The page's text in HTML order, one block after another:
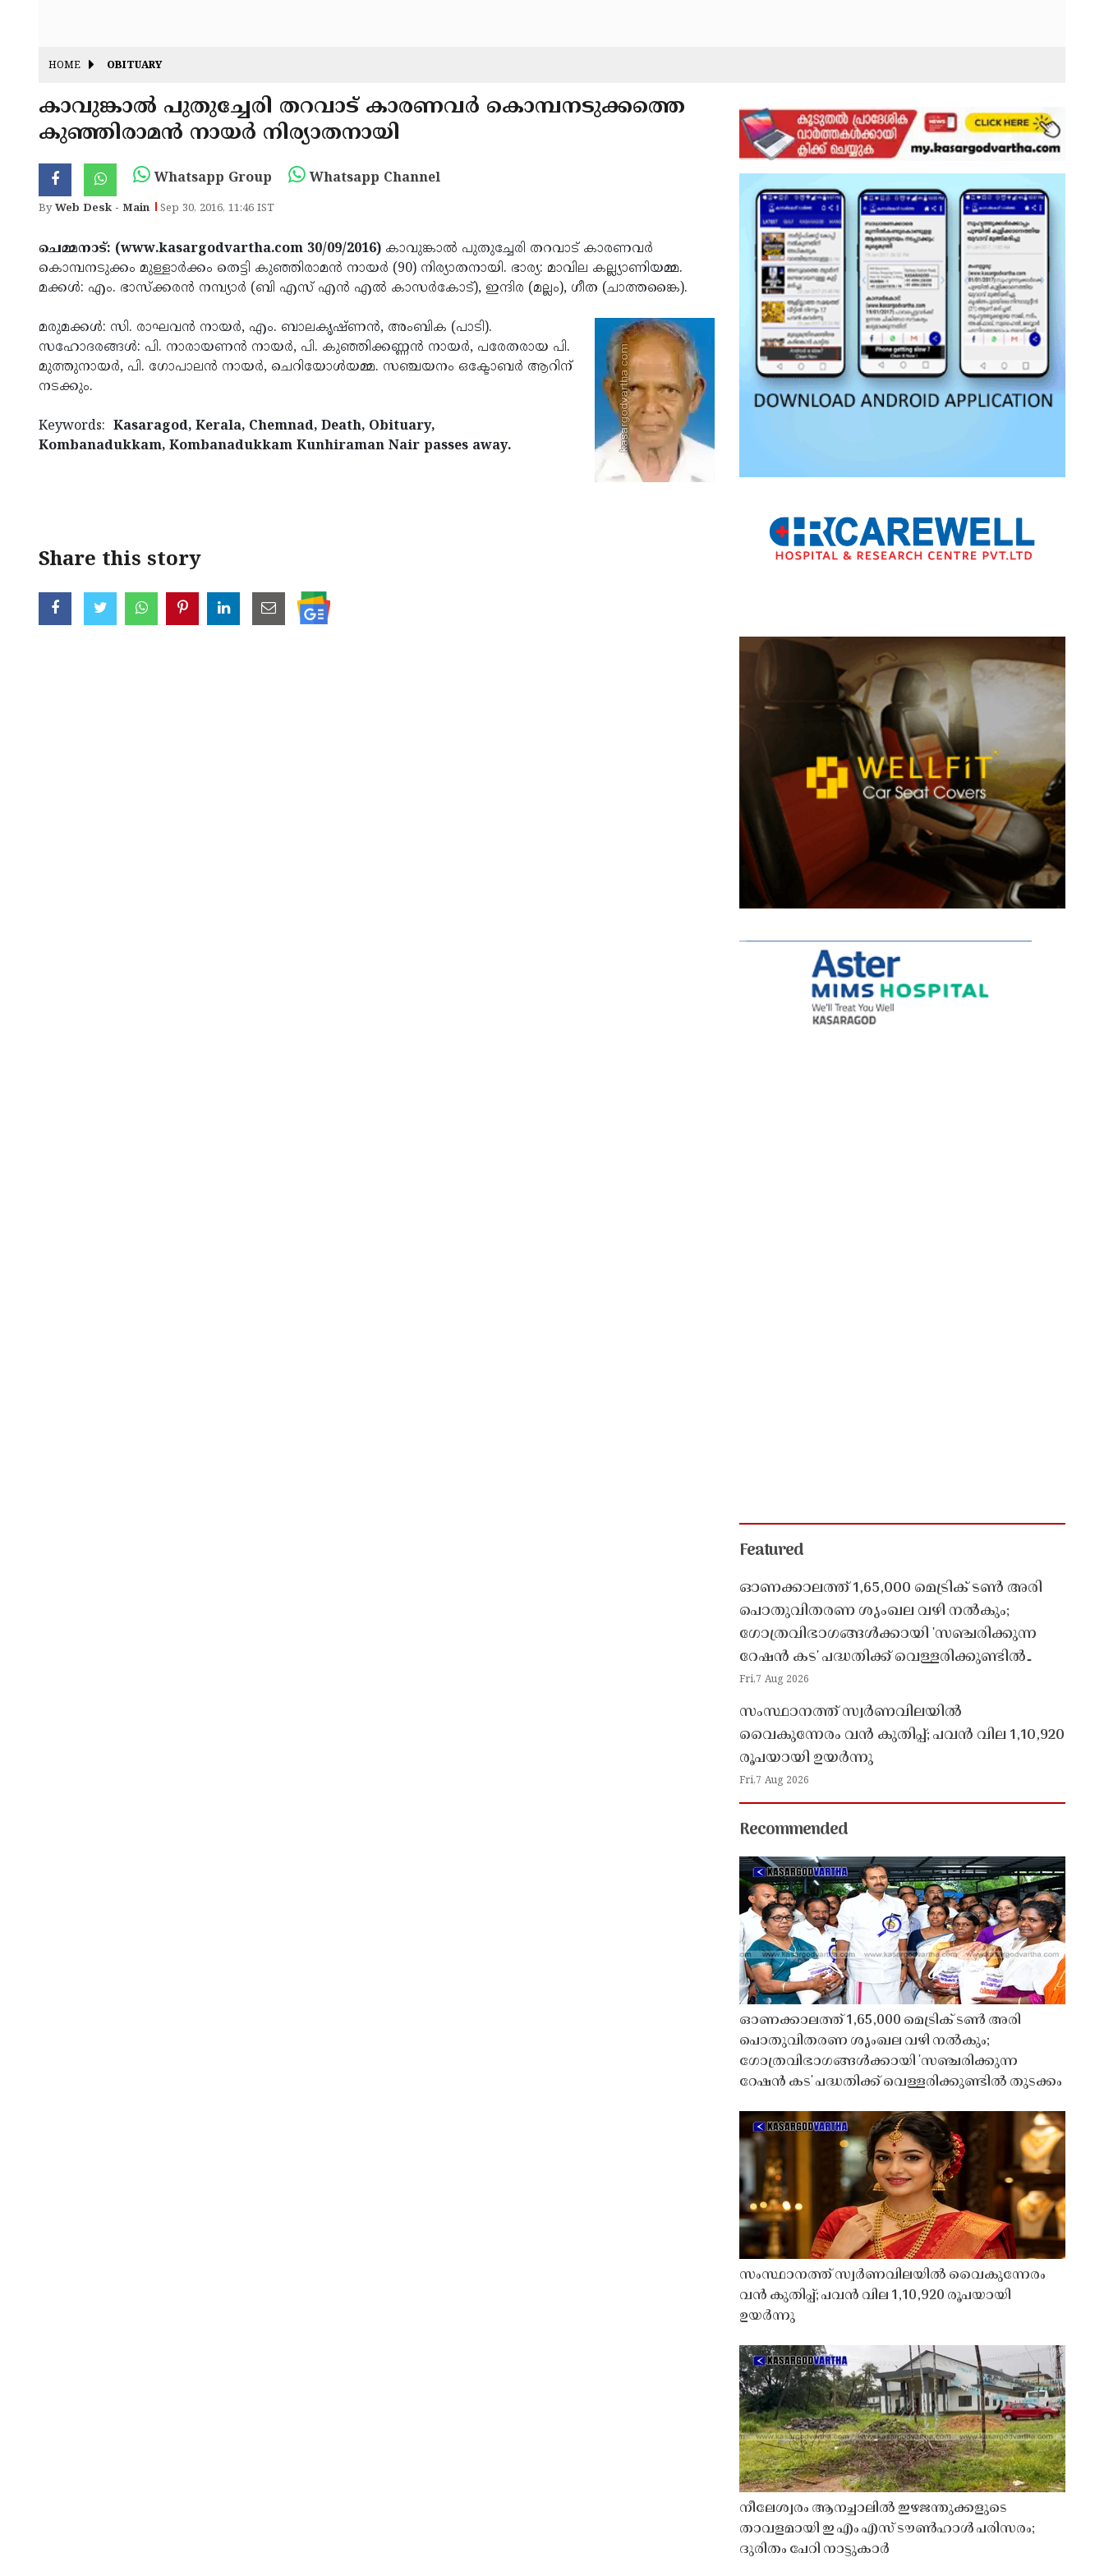
HOME OBITUARY
കാവുങ്കാല്‍ പുതുച്ചേരി തറവാട് കാരണവര്‍ കൊമ്പനടുക്കത്തെ
കുഞ്ഞിരാമന്‍ നായര്‍ നിര്യാതനായി
Whatsapp Group Whatsapp Channel
ByWeb Desk - Main Sep 30, 2016, 11:46 IST
ചെമ്മനാട്: (www.kasargodvartha.com 30/09/2016) കാവുങ്കാല്‍ പുതുച്ചേരി തറവാട് കാരണവര്‍
കൊമ്പനടുക്കം മുള്ളാര്‍ക്കം തെട്ടി കുഞ്ഞിരാമന്‍ നായര്‍ (90) നിര്യാതനായി. ഭാര്യ: മാവില കല്ല്യാണിയമ്മ.
മക്കള്‍: എം. ഭാസ്‌ക്കരന്‍ നമ്പ്യാര്‍ (ബി എസ് എന്‍ എല്‍ കാസര്‍കോട്), ഇന്ദിര (മല്ലം), ഗീത (ചാത്തങ്കൈ).
മരുമക്കള്‍: സി. രാഘവന്‍ നായര്‍, എം. ബാലകൃഷ്ണന്‍, അംബിക (പാടി).
സഹോദരങ്ങള്‍: പി. നാരായണന്‍ നായര്‍, പി. കുഞ്ഞിക്കണ്ണന്‍ നായര്‍, പരേതരായ പി.
മുത്തുനായര്‍, പി. ഗോപാലന്‍ നായര്‍, ചെറിയോള്‍യമ്മ. സഞ്ചയനം ഒക്ടോബര്‍ ആറിന്
നടക്കും.
Keywords: Kasaragod, Kerala, Chemnad, Death, Obituary,
Kombanadukkam, Kombanadukkam Kunhiraman Nair passes away.
Share this story
Featured
ഓണക്കാലത്ത് 1,65,000 മെട്രിക് ടൺ അരി
പൊതുവിതരണ ശൃംഖല വഴി നൽകും;
ഗോത്രവിഭാഗങ്ങൾക്കായി 'സഞ്ചരിക്കുന്ന
റേഷൻ കട' പദ്ധതിക്ക് വെള്ളരിക്കുണ്ടിൽ
തുടക്കം
Fri,7 Aug 2026
സംസ്ഥാനത്ത് സ്വർണവിലയിൽ
വൈകുന്നേരം വൻ കുതിപ്പ്; പവൻ വില 1,10,920
രൂപയായി ഉയർന്നു
Fri,7 Aug 2026
Recommended
ഓണക്കാലത്ത് 1,65,000 മെട്രിക് ടൺ അരി
പൊതുവിതരണ ശൃംഖല വഴി നൽകും;
ഗോത്രവിഭാഗങ്ങൾക്കായി 'സഞ്ചരിക്കുന്ന
റേഷൻ കട' പദ്ധതിക്ക് വെള്ളരിക്കുണ്ടിൽ തുടക്കം
സംസ്ഥാനത്ത് സ്വർണവിലയിൽ വൈകുന്നേരം
വൻ കുതിപ്പ്; പവൻ വില 1,10,920 രൂപയായി
ഉയർന്നു
നീലേശ്വരം ആനച്ചാലിൽ ഇഴജന്തുക്കളുടെ
താവളമായി ഇ എം എസ് ടൗൺഹാൾ പരിസരം;
ദുരിതം പേറി നാട്ടുകാർ